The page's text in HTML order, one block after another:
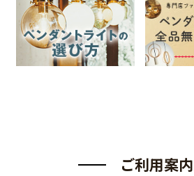
ご利用案内